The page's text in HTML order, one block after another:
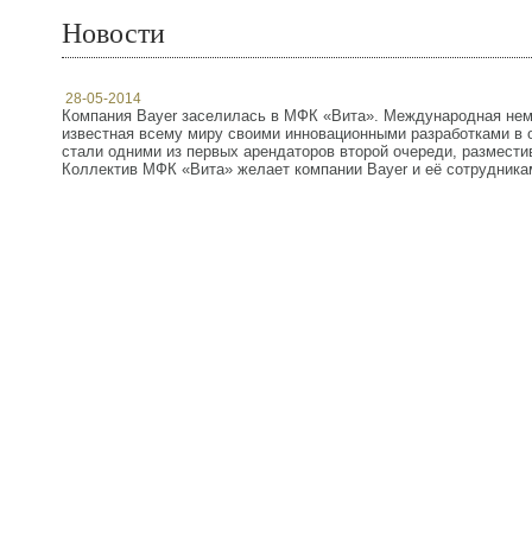
Новости
28-05-2014
Компания Bayer заселилась в МФК «Вита». Международная
известная всему миру своими инновационными разработками
стали одними из первых арендаторов второй очереди,
Коллектив МФК «Вита» желает компании Bayer и её